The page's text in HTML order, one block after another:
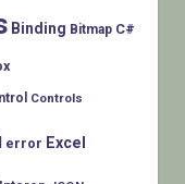
Binding Bitmap C#
Controls
error Excel